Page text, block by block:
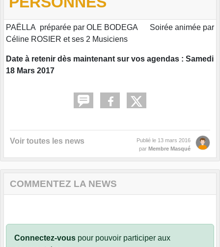
PAËLLA préparée par OLE BODEGA Soirée animée par
Céline ROSIER et ses 2 Musiciens
Date à retenir dès maintenant sur vos agendas : Samedi
18 Mars 2017
Voir toutes les news Publié le 13 mars 2016
par Membre Masqué
COMMENTEZ LA NEWS
Connectez-vous pour pouvoir participer aux